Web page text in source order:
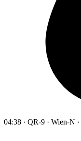
04:38 · QR-9 · Wien-N